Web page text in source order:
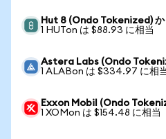
Hut 8 (Ondo Tokenized) か
1 HUTon は $88.93 に相当
Astera Labs (Ondo
1 ALABon は $334.97 に相
Exxon Mobil (Ondo
1 XOMon は $154.48 に相当